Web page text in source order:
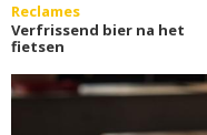
Reclames
Verfrissend bier na het
fietsen